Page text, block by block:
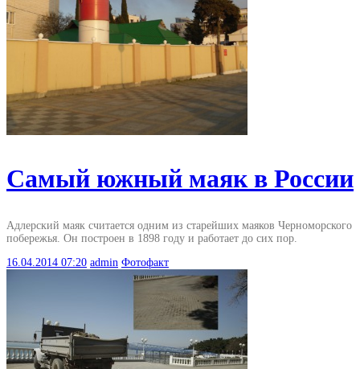
Самый южный маяк в России
Адлерский маяк считается одним из старейших маяков Черноморского
побережья. Он построен в 1898 году и работает до сих пор.
16.04.2014 07:20 admin Фотофакт